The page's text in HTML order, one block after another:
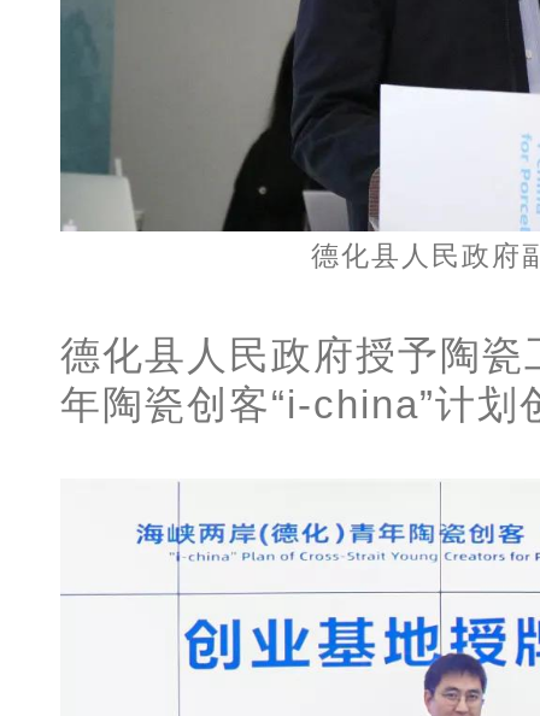
德化县人民政府
德化县人民政府授予陶瓷
年陶瓷创客“i-china”计划